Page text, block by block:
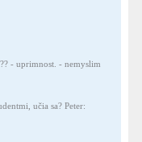
- uprimnost. - nemyslim
učia sa? Peter: